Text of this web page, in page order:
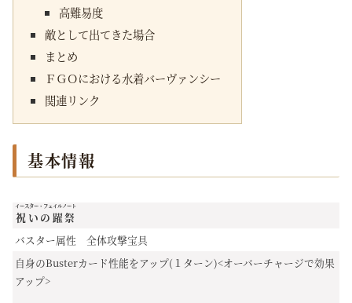
高難易度
敵として出てきた場合
まとめ
ＦＧＯにおける水着バーヴァンシー
関連リンク
基本情報
祝いの躍祭
イースター・フェイルノート
バスター属性 全体攻撃宝具
自身のBusterカード性能をアップ(１ターン)<オーバーチャージで効果
アップ>